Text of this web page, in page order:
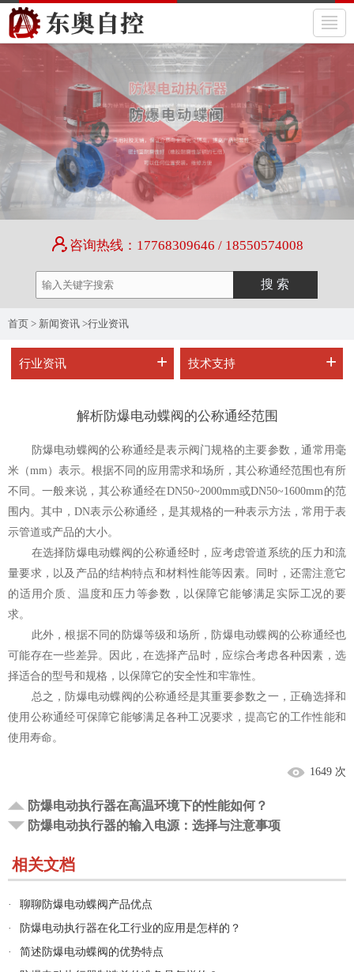
咨询热线：17768309646 / 18550574008
首页 > 新闻资讯 >行业资讯
行业资讯 + 技术支持 +
解析防爆电动蝶阀的公称通经范围
防爆电动蝶阀的公称通经是表示阀门规格的主要参数，通常用毫
米（mm）表示。根据不同的应用需求和场所，其公称通经范围也有所
不同。一般来说，其公称通经在DN50~2000mm或DN50~1600mm的范
围内。其中，DN表示公称通经，是其规格的一种表示方法，常用于表
示管道或产品的大小。
在选择 防爆电动蝶阀 的公称通经时，应考虑管道系统的压力和流
量要求，以及产品的结构特点和材料性能等因素。同时，还需注意它
的适用介质、温度和压力等参数，以保障它能够满足实际工况的要
求。
此外，根据不同的防爆等级和场所，防爆电动蝶阀的公称通经也
可能存在一些差异。因此，在选择产品时，应综合考虑各种因素，选
择适合的型号和规格，以保障它的安全性和牢靠性。
总之，防爆电动蝶阀的公称通经是其重要参数之一，正确选择和
使用公称通经可保障它能够满足各种工况要求，提高它的工作性能和
使用寿命。
1649 次
防爆电动执行器在高温环境下的性能如何？
防爆电动执行器的输入电源：选择与注意事项
相关文档
·
聊聊防爆电动蝶阀产品优点
·
防爆电动执行器在化工行业的应用是怎样的？
·
简述防爆电动蝶阀的优势特点